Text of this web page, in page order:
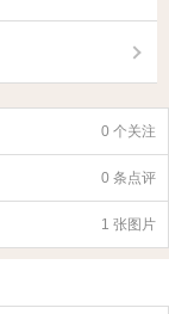
0 个关注
0 条点评
1 张图片